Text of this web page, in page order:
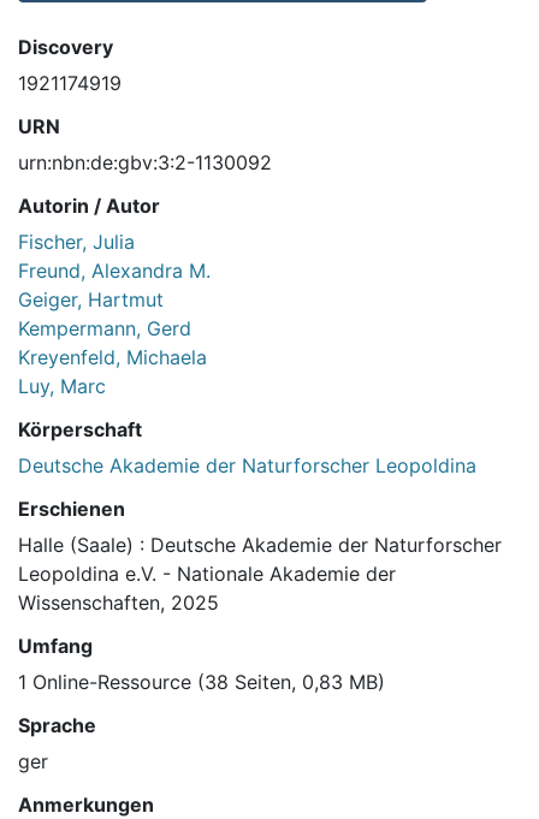
Discovery
1921174919
URN
urn:nbn:de:gbv:3:2-1130092
Autorin / Autor
Fischer, Julia
Freund, Alexandra M.
Geiger, Hartmut
Kempermann, Gerd
Kreyenfeld, Michaela
Luy, Marc
Körperschaft
Deutsche Akademie der Naturforscher Leopoldina
Erschienen
Halle (Saale) : Deutsche Akademie der Naturforscher
Leopoldina e.V. - Nationale Akademie der
Wissenschaften, 2025
Umfang
1 Online-Ressource (38 Seiten, 0,83 MB)
Sprache
ger
Anmerkungen